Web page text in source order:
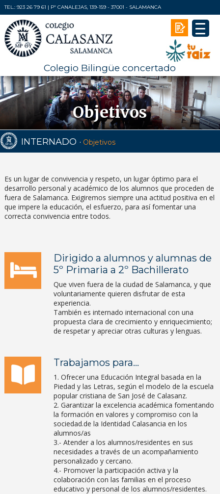
TEL.: 923 26 79 61 | Pº CANALEJAS, 139-159 - 37001 - SALAMANCA
Colegio Bilingüe concertado
Objetivos
INTERNADO · Objetivos
Es un lugar de convivencia y respeto, un lugar óptimo para el
desarrollo personal y académico de los alumnos que proceden de
fuera de Salamanca. Exigiremos siempre una actitud positiva en el
que impere la educación, el esfuerzo, para así fomentar una
correcta convivencia entre todos.
Dirigido a alumnos y alumnas de
5º Primaria a 2º Bachillerato
Que viven fuera de la ciudad de Salamanca, y que
voluntariamente quieren disfrutar de esta
experiencia.
También es internado internacional con una
propuesta clara de crecimiento y enriquecimiento;
de respetar y apreciar otras culturas y lenguas.
Trabajamos para...
1. Ofrecer una Educación Integral basada en la
Piedad y las Letras, según el modelo de la escuela
popular cristiana de San José de Calasanz.
2. Garantizar la excelencia académica fomentando
la formación en valores y compromiso con la
sociedad.de la Identidad Calasancia en los
alumnos/as
3.- Atender a los alumnos/residentes en sus
necesidades a través de un acompañamiento
personalizado y cercano.
4.- Promover la participación activa y la
colaboración con las familias en el proceso
educativo y personal de los alumnos/residentes.